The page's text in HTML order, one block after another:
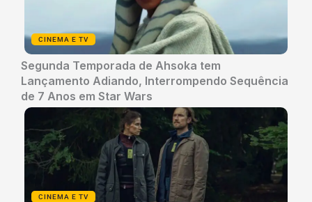
CINEMA E TV
Segunda Temporada de Ahsoka tem
Lançamento Adiando, Interrompendo Sequência
de 7 Anos em Star Wars
CINEMA E TV